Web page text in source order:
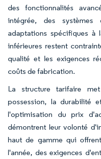
des fonctionnalités
intégrée, des
adaptations spécifiques à
inférieures restent
qualité et les exigences
coûts de fabrication.
La structure tarifaire
possession, la durabilité
l'optimisation du prix
démontrent leur volonté
haut de gamme qui
l'année, des exigences